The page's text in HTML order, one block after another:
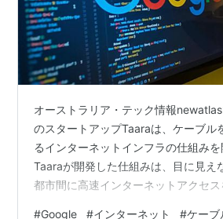
オーストラリア・テック情報
のスタートアップTaaraは、ケーブル
るインターネットインフラの仕組み
Taaraが開発した仕組みは、目に見え
都市間に高速インターネットアクセ
#Google #インターネット #ケーブ